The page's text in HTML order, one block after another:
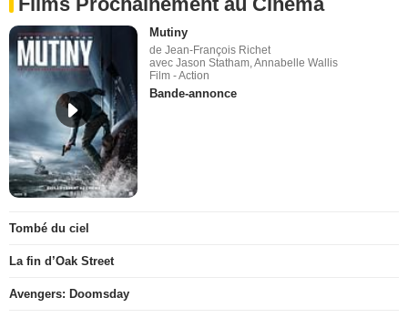
Mutiny
de Jean-François Richet
avec Jason Statham, Annabelle Wallis
Film - Action
Bande-annonce
Tombé du ciel
La fin d’Oak Street
Avengers: Doomsday